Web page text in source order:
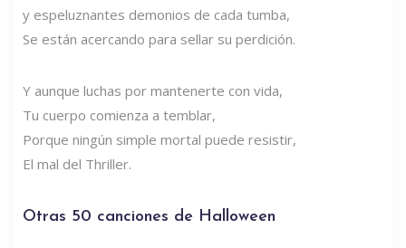
y espeluznantes demonios de cada tumba,
Se están acercando para sellar su perdición.
Y aunque luchas por mantenerte con vida,
Tu cuerpo comienza a temblar,
Porque ningún simple mortal puede resistir,
El mal del Thriller.
Otras 50 canciones de Halloween